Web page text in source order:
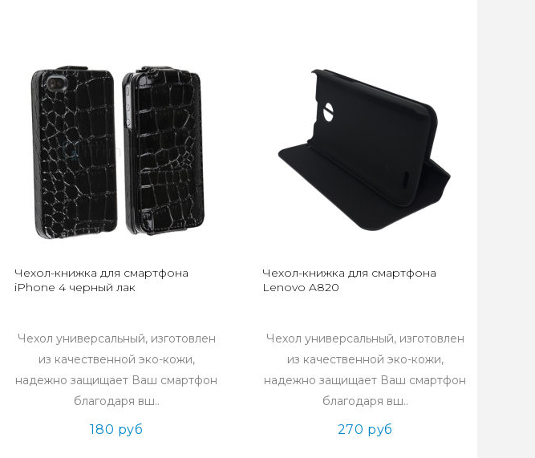
Чехол-книжка для смартфона
iPhone 4 черный лак
Чехол универсальный, изготовлен
из качественной эко-кожи,
надежно защищает Ваш смартфон
благодаря вш..
180 руб
Чехол-книжка для смартфона
Lenovo A820
Чехол универсальный, изготовлен
из качественной эко-кожи,
надежно защищает Ваш смартфон
благодаря вш..
270 руб